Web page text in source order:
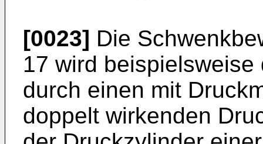
[0023] Die
17 wird
durch einen mit
doppelt wirkenden